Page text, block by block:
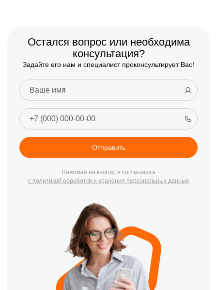
Остался вопрос или необходима
консультация?
Задайте его нам и специалист проконсультирует Вас!
Отправить
Нажимая на кнопку, я соглашаюсь
с политикой обработки и хранения персональных данных